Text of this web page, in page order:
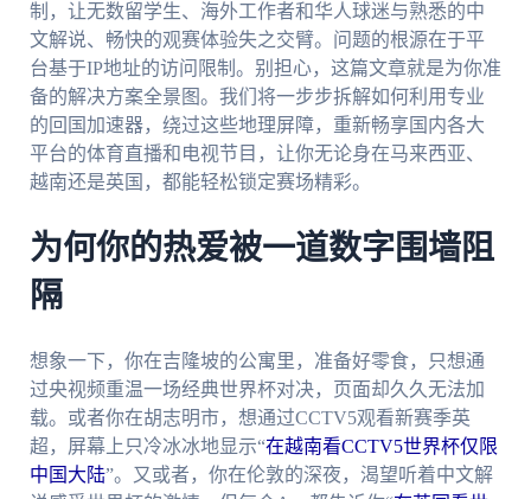
制，让无数留学生、海外工作者和华人球迷与熟悉的中
文解说、畅快的观赛体验失之交臂。问题的根源在于平
台基于IP地址的访问限制。别担心，这篇文章就是为你准
备的解决方案全景图。我们将一步步拆解如何利用专业
的回国加速器，绕过这些地理屏障，重新畅享国内各大
平台的体育直播和电视节目，让你无论身在马来西亚、
越南还是英国，都能轻松锁定赛场精彩。
为何你的热爱被一道数字围墙阻
隔
想象一下，你在吉隆坡的公寓里，准备好零食，只想通
过央视频重温一场经典世界杯对决，页面却久久无法加
载。或者你在胡志明市，想通过CCTV5观看新赛季英
超，屏幕上只冷冰冰地显示“在越南看CCTV5世界杯仅限
中国大陆”。又或者，你在伦敦的深夜，渴望听着中文解